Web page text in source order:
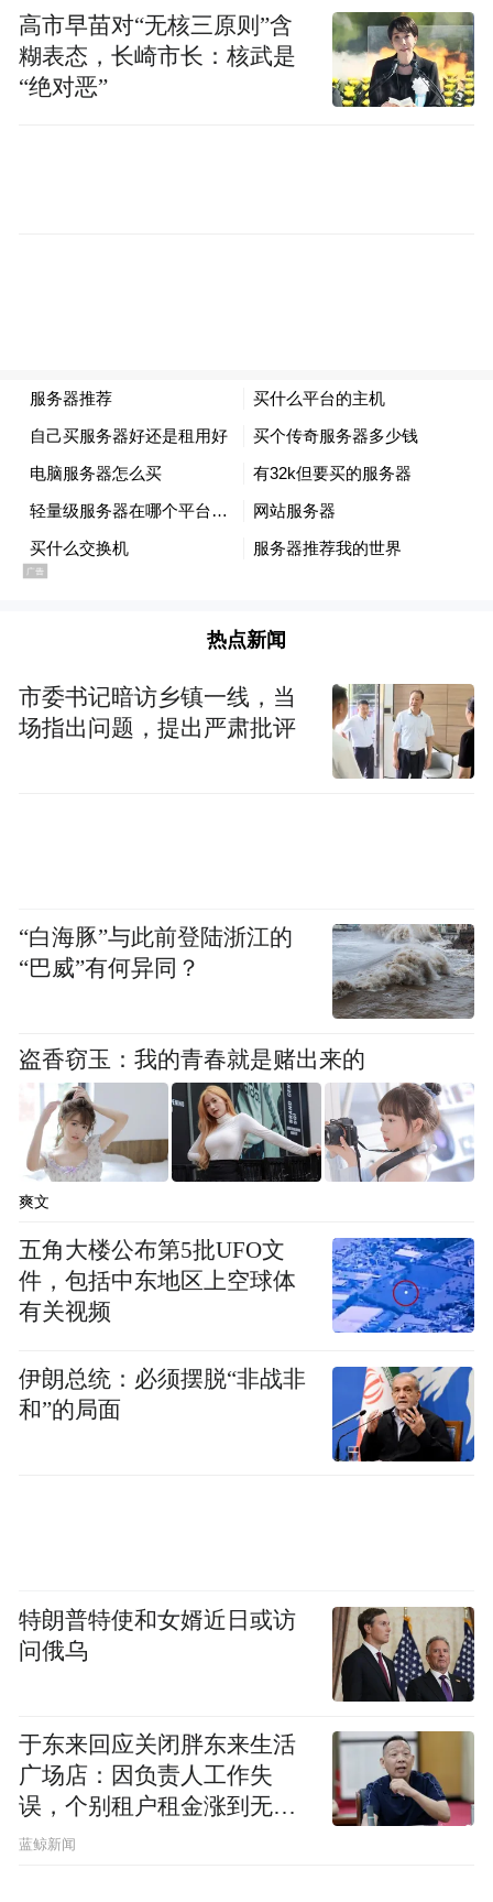
面对未知，步伐坚定
它不是终点
无论结果如何
出品：宜春市融媒体中心
来源：明月山旅游
高市早苗对“无核三原则”含
糊表态，长崎市长：核武是
“绝对恶”
热点新闻
市委书记暗访乡镇一线，当
场指出问题，提出严肃批评
“白海豚”与此前登陆浙江的
“巴威”有何异同？
盗香窃玉：我的青春就是赌出来的
爽文
五角大楼公布第5批UFO文
件，包括中东地区上空球体
有关视频
伊朗总统：必须摆脱“非战非
和”的局面
特朗普特使和女婿近日或访
问俄乌
于东来回应关闭胖东来生活
广场店：因负责人工作失
误，个别租户租金涨到无法
想象
蓝鲸新闻